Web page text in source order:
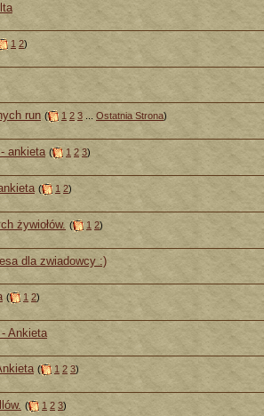
1 2)
run ( 1 2 3 Ostatnia Strona)
ankieta ( 1 2 3)
( 1 2)
żywiołów. ( 1 2)
dla zwiadowcy :)
( 1 2)
Ankieta
( 1 2 3)
( 1 2 3)